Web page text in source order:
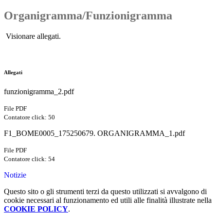
Organigramma/Funzionigramma
Visionare allegati.
Allegati
funzionigramma_2.pdf
File PDF
Contatore click: 50
F1_BOME0005_175250679. ORGANIGRAMMA_1.pdf
File PDF
Contatore click: 54
Notizie
Questo sito o gli strumenti terzi da questo utilizzati si avvalgono di
cookie necessari al funzionamento ed utili alle finalità illustrate nella
COOKIE POLICY.